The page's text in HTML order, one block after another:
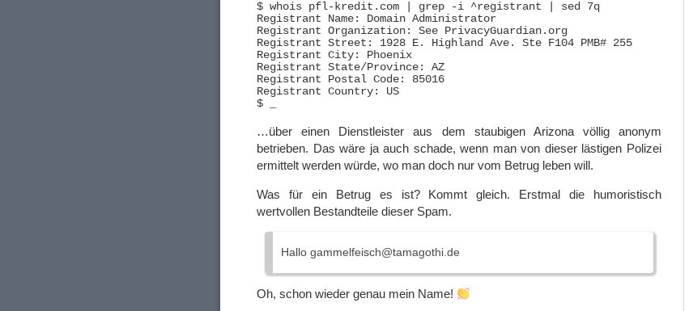
$ whois pfl-kredit.com | grep -i ^registrant | sed 7q
Registrant Name: Domain Administrator
Registrant Organization: See PrivacyGuardian.org
Registrant Street: 1928 E. Highland Ave. Ste F104 PMB# 255
Registrant City: Phoenix
Registrant State/Province: AZ
Registrant Postal Code: 85016
Registrant Country: US
…über einen Dienstleister aus dem staubigen Arizona völlig anonym
betrieben. Das wäre ja auch schade, wenn man von dieser lästigen Polizei
ermittelt werden würde, wo man doch nur vom Betrug leben will.
Was für ein Betrug es ist? Kommt gleich. Erstmal die humoristisch
wertvollen Bestandteile dieser Spam.
Hallo gammelfeisch@tamagothi.de
Oh, schon wieder genau mein Name!